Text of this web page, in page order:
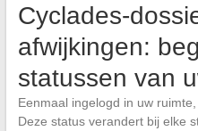
Cyclades-
afwijkingen:
statussen van
Eenmaal ingelogd in uw
Deze status verandert bij elke